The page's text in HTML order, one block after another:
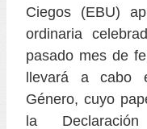
Ciegos (EBU)
ordinaria
pasado mes de
llevará a cabo
Género, cuyo
la